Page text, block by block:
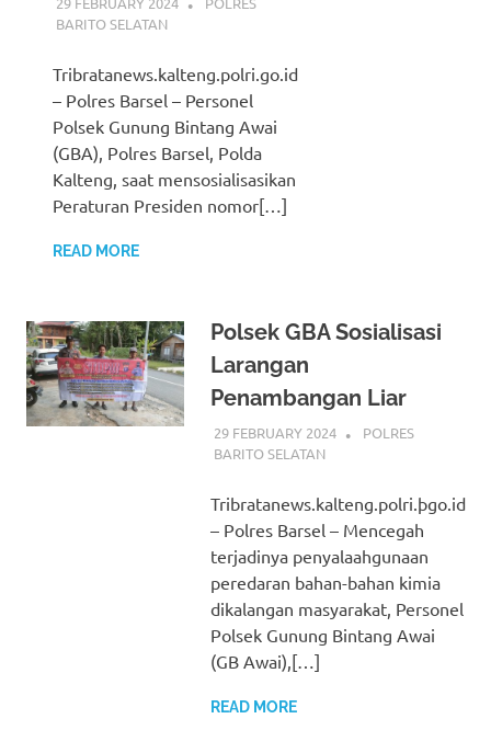
BARITO SELATAN
Tribratanews.kalteng.polri.go.id
– Polres Barsel – Personel
Polsek Gunung Bintang Awai
(GBA), Polres Barsel, Polda
Kalteng, saat mensosialisasikan
Peraturan Presiden nomor[…]
READ MORE
Polsek GBA Sosialisasi
Larangan
Penambangan Liar
29 FEBRUARY 2024
POLRES
BARITO SELATAN
Tribratanews.kalteng.polri.þgo.id
– Polres Barsel – Mencegah
terjadinya penyalaahgunaan
peredaran bahan-bahan kimia
dikalangan masyarakat, Personel
Polsek Gunung Bintang Awai
(GB Awai),[…]
READ MORE